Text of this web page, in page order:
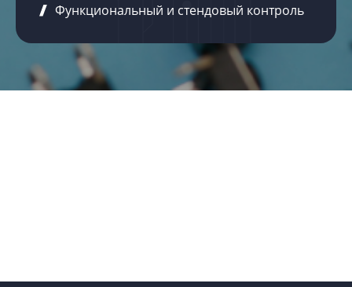
Функциональный и стендовый контроль